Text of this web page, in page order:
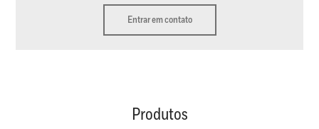
Entrar em contato
Produtos